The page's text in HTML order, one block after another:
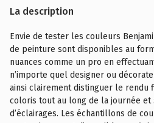
La description
Envie de tester les couleurs
de peinture sont disponibles au
nuances comme un pro en
n’importe quel designer ou
ainsi clairement distinguer le rendu
coloris tout au long de la journée et
d’éclairages. Les échantillons de